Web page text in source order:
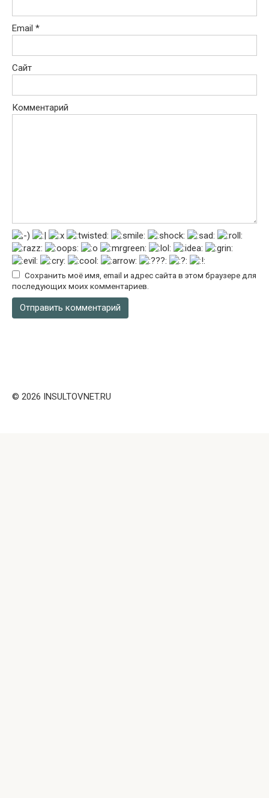
Email *
Сайт
Комментарий
Сохранить моё имя, email и адрес сайта в этом браузере для
последующих моих комментариев.
© 2026 INSULTOVNET.RU